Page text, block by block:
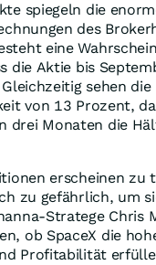
spiegeln die
des
eine
die Aktie bis
sehen die
von 13 Prozent,
drei Monaten die
erscheinen zu
zu gefährlich, um
Stratege Chris
ob SpaceX die
Profitabilität